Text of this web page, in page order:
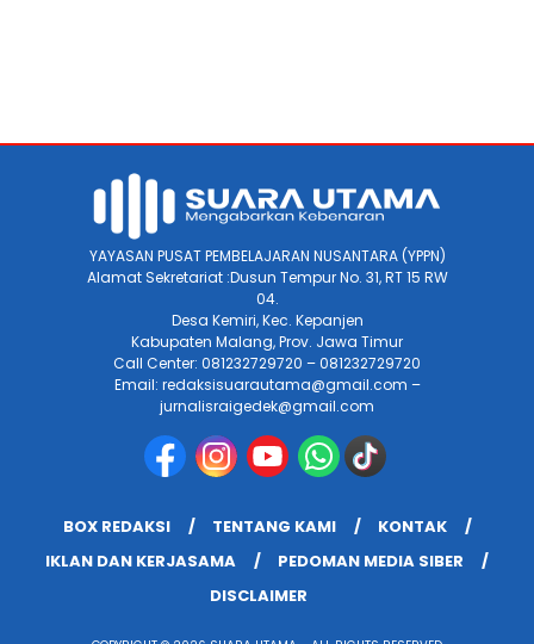
YAYASAN PUSAT PEMBELAJARAN NUSANTARA (YPPN)
Alamat Sekretariat :Dusun Tempur No. 31, RT 15 RW
04.
Desa Kemiri, Kec. Kepanjen
Kabupaten Malang, Prov. Jawa Timur
Call Center: 081232729720 – 081232729720
Email: redaksisuarautama@gmail.com –
jurnalisraigedek@gmail.com
BOX REDAKSI TENTANG KAMI
KONTAK
IKLAN DAN KERJASAMA
PEDOMAN MEDIA SIBER
DISCLAIMER